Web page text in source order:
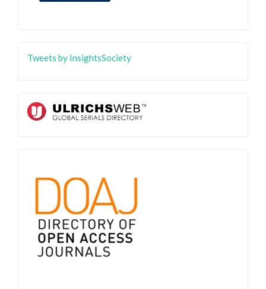
Tweets by InsightsSociety